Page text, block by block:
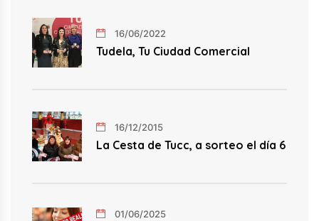
16/06/2022
Tudela, Tu Ciudad Comercial
16/12/2015
La Cesta de Tucc, a sorteo el día 6
01/06/2025